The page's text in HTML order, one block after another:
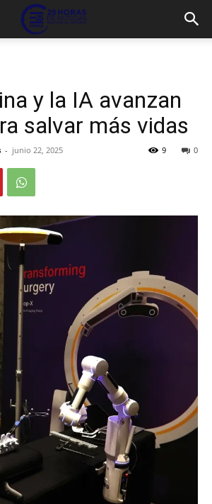
y la IA avanzan
salvar más vidas
- junio 22, 2025 0
9